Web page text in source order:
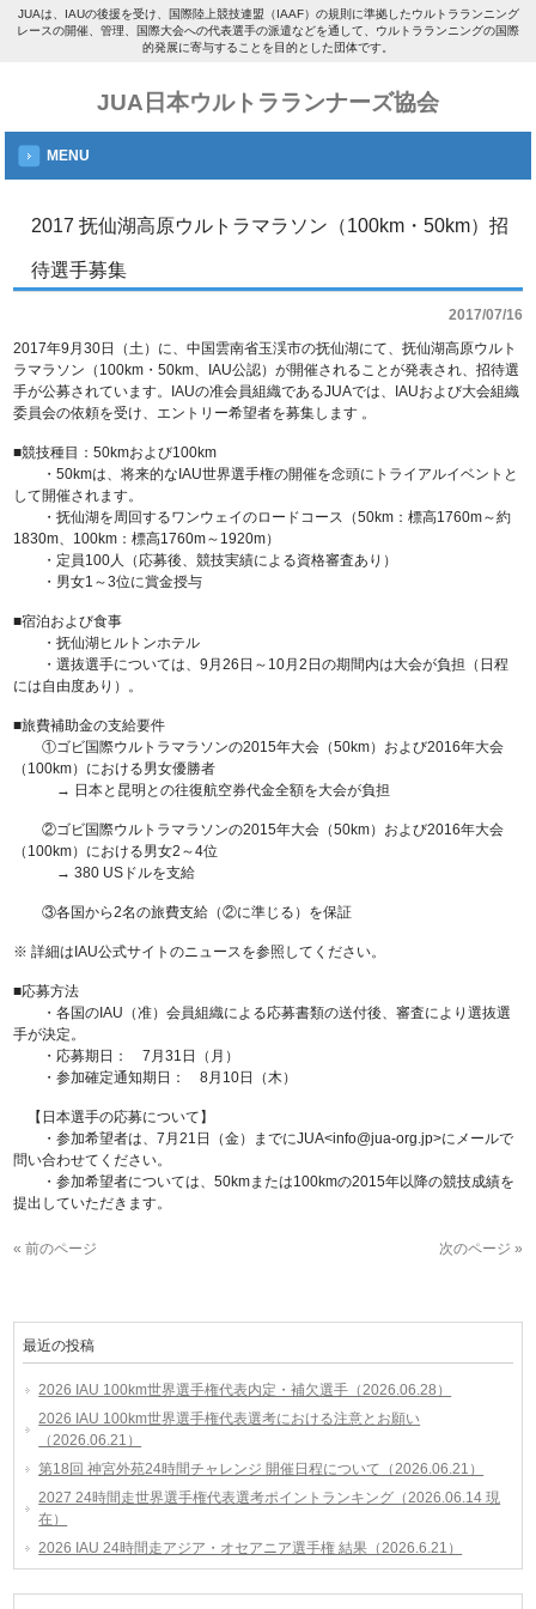
JUAは、IAUの後援を受け、国際陸上競技連盟（IAAF）の規則に準拠したウルトラランニング
レースの開催、管理、国際大会への代表選手の派遣などを通して、ウルトラランニングの国際
的発展に寄与することを目的とした団体です。
JUA日本ウルトラランナーズ協会
MENU
2017 抚仙湖高原ウルトラマラソン（100km・50km）招
待選手募集
2017/07/16
2017年9月30日（土）に、中国雲南省玉渓市の抚仙湖にて、抚仙湖高原ウルト
ラマラソン（100km・50km、IAU公認）が開催されることが発表され、招待選
手が公募されています。IAUの准会員組織であるJUAでは、IAUおよび大会組織
委員会の依頼を受け、エントリー希望者を募集します 。
■競技種目：50kmおよび100km
・50kmは、将来的なIAU世界選手権の開催を念頭にトライアルイベントと
して開催されます。
・抚仙湖を周回するワンウェイのロードコース（50km：標高1760m～約
1830m、100km：標高1760m～1920m）
・定員100人（応募後、競技実績による資格審査あり）
・男女1～3位に賞金授与
■宿泊および食事
・抚仙湖ヒルトンホテル
・選抜選手については、9月26日～10月2日の期間内は大会が負担（日程
には自由度あり）。
■旅費補助金の支給要件
①ゴビ国際ウルトラマラソンの2015年大会（50km）および2016年大会
（100km）における男女優勝者
→ 日本と昆明との往復航空券代金全額を大会が負担
②ゴビ国際ウルトラマラソンの2015年大会（50km）および2016年大会
（100km）における男女2～4位
→ 380 USドルを支給
③各国から2名の旅費支給（②に準じる）を保証
※ 詳細はIAU公式サイトのニュースを参照してください。
■応募方法
・各国のIAU（准）会員組織による応募書類の送付後、審査により選抜選
手が決定。
・応募期日： 7月31日（月）
・参加確定通知期日： 8月10日（木）
【日本選手の応募について】
・参加希望者は、7月21日（金）までにJUA<info@jua-org.jp>にメールで
問い合わせてください。
・参加希望者については、50kmまたは100kmの2015年以降の競技成績を
提出していただきます。
« 前のページ 次のページ »
最近の投稿
2026 IAU 100km世界選手権代表内定・補欠選手（2026.06.28）
2026 IAU 100km世界選手権代表選考における注意とお願い
（2026.06.21）
第18回 神宮外苑24時間チャレンジ 開催日程について（2026.06.21）
2027 24時間走世界選手権代表選考ポイントランキング（2026.06.14 現
在）
2026 IAU 24時間走アジア・オセアニア選手権 結果（2026.6.21）